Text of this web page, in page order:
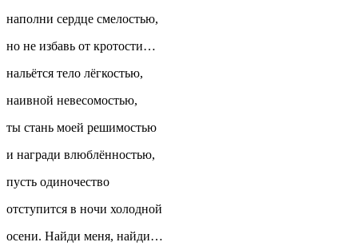
наполни сердце смелостью,
но не избавь от кротости…
нальётся тело лёгкостью,
наивной невесомостью,
ты стань моей решимостью
и награди влюблённостью,
пусть одиночество
отступится в ночи холодной
осени. Найди меня, найди…